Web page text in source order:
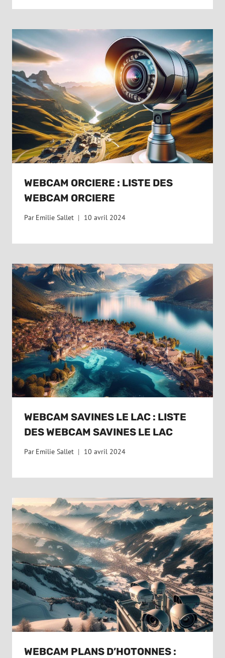
WEBCAM ORCIERE : LISTE DES
WEBCAM ORCIERE
Par Emilie Sallet 10 avril 2024
WEBCAM SAVINES LE LAC : LISTE
DES WEBCAM SAVINES LE LAC
Par Emilie Sallet 10 avril 2024
WEBCAM PLANS D’HOTONNES :